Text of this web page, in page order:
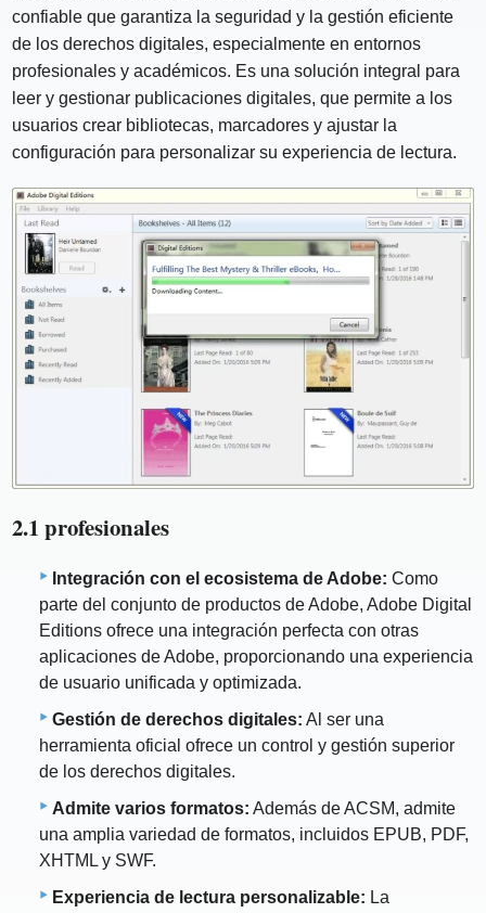
confiable que garantiza la seguridad y la gestión eficiente
de los derechos digitales, especialmente en entornos
profesionales y académicos. Es una solución integral para
leer y gestionar publicaciones digitales, que permite a los
usuarios crear bibliotecas, marcadores y ajustar la
configuración para personalizar su experiencia de lectura.
2.1 profesionales
Integración con el ecosistema de Adobe: Como
parte del conjunto de productos de Adobe, Adobe Digital
Editions ofrece una integración perfecta con otras
aplicaciones de Adobe, proporcionando una experiencia
de usuario unificada y optimizada.
Gestión de derechos digitales: Al ser una
herramienta oficial ofrece un control y gestión superior
de los derechos digitales.
Admite varios formatos: Además de ACSM, admite
una amplia variedad de formatos, incluidos EPUB, PDF,
XHTML y SWF.
Experiencia de lectura personalizable: La